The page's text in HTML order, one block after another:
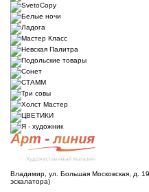
Владимир, ул. Большая Московская, д.
эскалатора)